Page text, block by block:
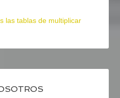
las tablas de multiplicar